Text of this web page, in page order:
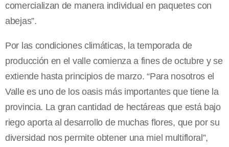
comercializan de manera individual en paquetes con
abejas”.
Por las condiciones climáticas, la temporada de
producción en el valle comienza a fines de octubre y se
extiende hasta principios de marzo. “Para nosotros el
Valle es uno de los oasis más importantes que tiene la
provincia. La gran cantidad de hectáreas que está bajo
riego aporta al desarrollo de muchas flores, que por su
diversidad nos permite obtener una miel multifloral”,